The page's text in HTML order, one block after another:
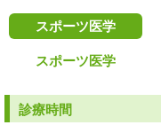
スポーツ医学
スポーツ医学
診療時間